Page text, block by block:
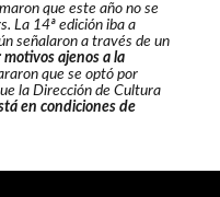
que este año no se
La 14ª edición iba a
señalaron a través de un
motivos ajenos a la
que se optó por
la Dirección de Cultura
en condiciones de